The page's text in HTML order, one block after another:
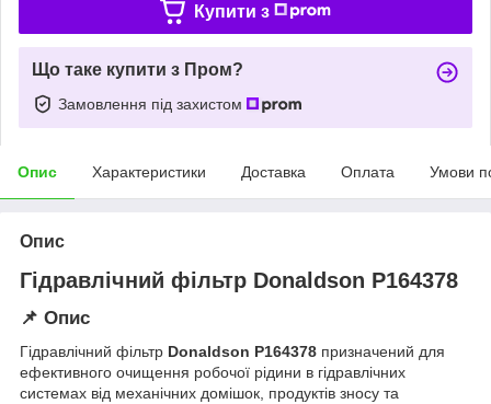
Купити з
Що таке купити з Пром?
Замовлення під захистом
Опис Характеристики Доставка Оплата Умови
Опис
Гідравлічний фільтр Donaldson P164378
📌 Опис
Гідравлічний фільтр Donaldson P164378 призначений для
ефективного очищення робочої рідини в гідравлічних
системах від механічних домішок, продуктів зносу та